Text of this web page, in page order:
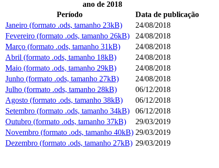
ano de 2018
Período
Data de publicação
Janeiro (formato .ods, tamanho 23kB)
24/08/2018
Fevereiro (formato .ods, tamanho 26kB)
24/08/2018
Março (formato .ods, tamanho 31kB)
24/08/2018
Abril (formato .ods, tamanho 18kB)
24/08/2018
Maio (formato .ods, tamanho 29kB)
24/08/2018
Junho (formato .ods, tamanho 27kB)
24/08/2018
Julho (formato .ods, tamanho 28kB)
06/12/2018
Agosto (formato .ods, tamanho 38kB)
06/12/2018
Setembro (formato .ods, tamanho 34kB)
06/12/2018
Outubro (formato .ods, tamanho 37kB)
29/03/2019
Novembro (formato .ods, tamanho 40kB) 29/03/2019
Dezembro (formato .ods, tamanho 27kB) 29/03/2019